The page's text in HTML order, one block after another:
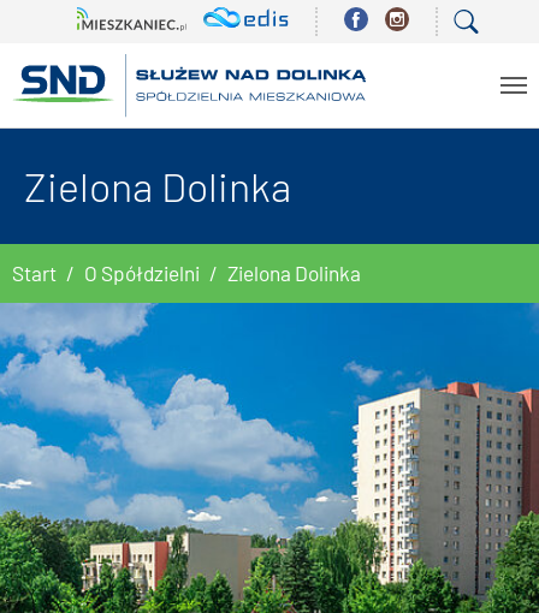
Zielona Dolinka
Start O Spółdzielni Zielona Dolinka